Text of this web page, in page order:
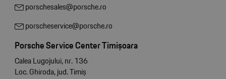
porschesales@porsche.ro
porscheservice@porsche.ro
Porsche Service Center Timișoara
Calea Lugojului, nr. 136
Loc. Ghiroda, jud. Timiș